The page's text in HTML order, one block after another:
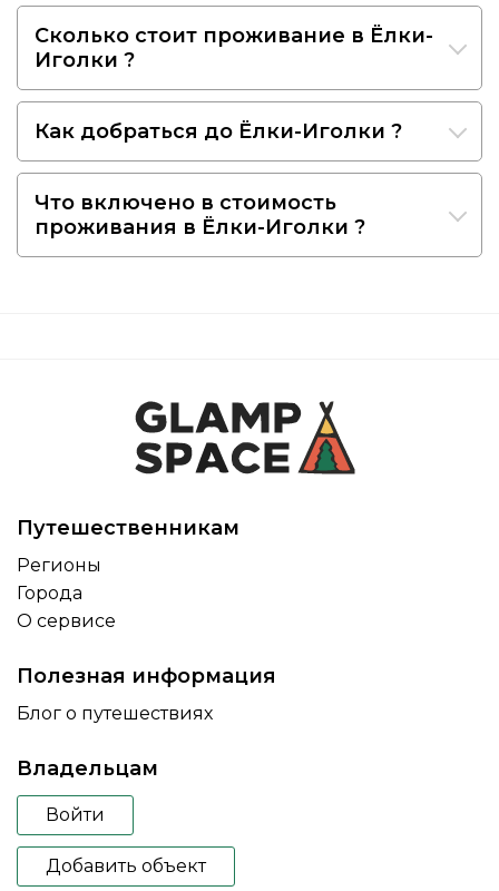
Сколько стоит проживание в Ёлки-
Иголки ?
Как добраться до Ёлки-Иголки ?
Что включено в стоимость
проживания в Ёлки-Иголки ?
Путешественникам
Регионы
Города
О сервисе
Полезная информация
Блог о путешествиях
Владельцам
Войти
Добавить объект